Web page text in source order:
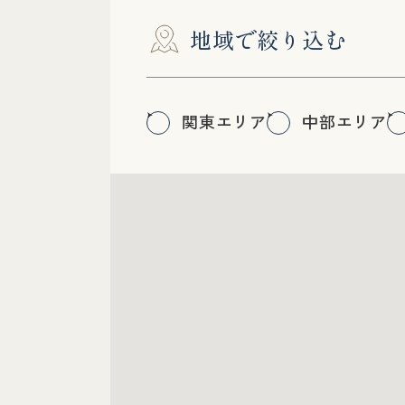
地域で絞り込む
関東エリア 中部エリア